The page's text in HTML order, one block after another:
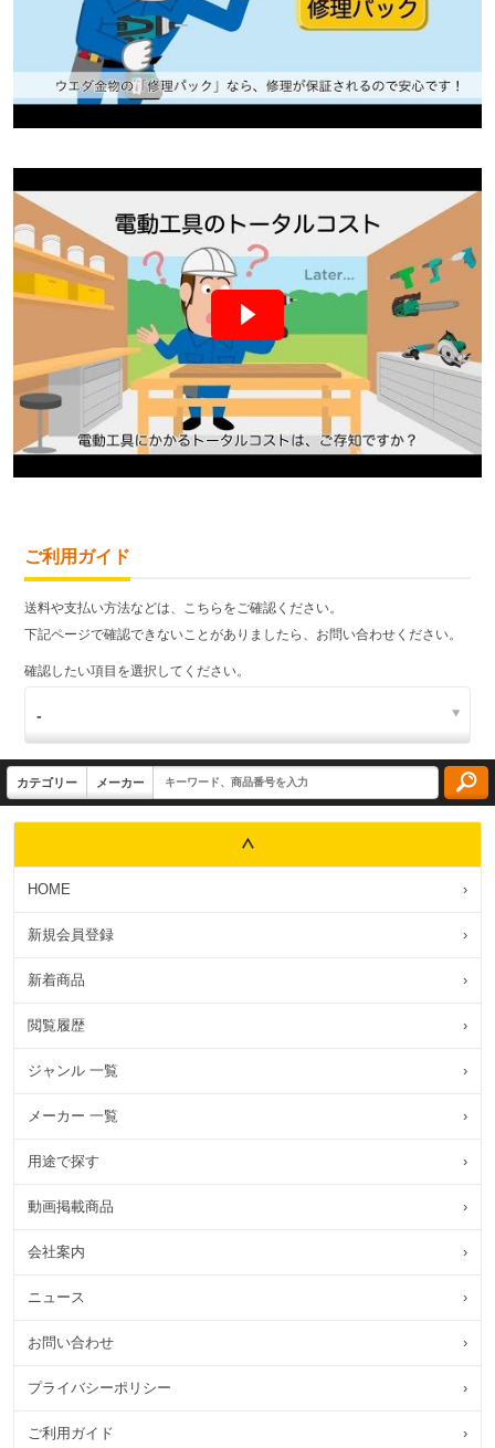
ご利用ガイド
送料や支払い方法などは、こちらをご確認ください。
下記ページで確認できないことがありましたら、お問い合わせください。
確認したい項目を選択してください。
HOME ›
新規会員登録 ›
新着商品 ›
閲覧履歴 ›
ジャンル 一覧 ›
メーカー 一覧 ›
用途で探す ›
動画掲載商品 ›
会社案内 ›
ニュース ›
お問い合わせ ›
プライバシーポリシー ›
ご利用ガイド ›